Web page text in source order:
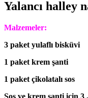
Yalancı halley
Malzemeler:
3 paket yulaflı bisküvi
1 paket krem şanti
1 paket çikolatalı sos
Sos ve krem şanti için 3